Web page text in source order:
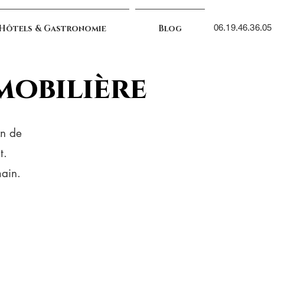
& Gastronomie Blog 06.19.46.36.05
de